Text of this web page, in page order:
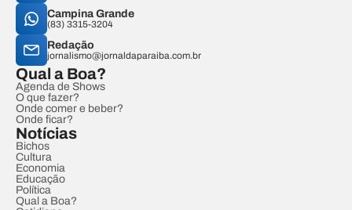
Campina Grande
(83) 3315-3204
Redação
jornalismo@jornaldaparaiba.com.br
Qual a Boa?
Agenda de Shows
O que fazer?
Onde comer e beber?
Onde ficar?
Notícias
Bichos
Cultura
Economia
Educação
Política
Qual a Boa?